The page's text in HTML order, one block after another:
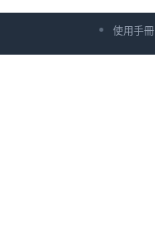
使用手冊